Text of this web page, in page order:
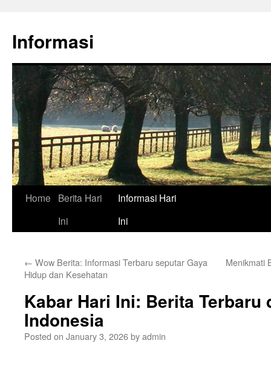
content
Informasi
Home
Berita Hari
Ini
Informasi Hari
Ini
← Wow Berita: Informasi Terbaru seputar Gaya
Hidup dan Kesehatan
Menikmati
Kabar Hari Ini: Berita Terbaru
Indonesia
Posted on January 3, 2026byadmin